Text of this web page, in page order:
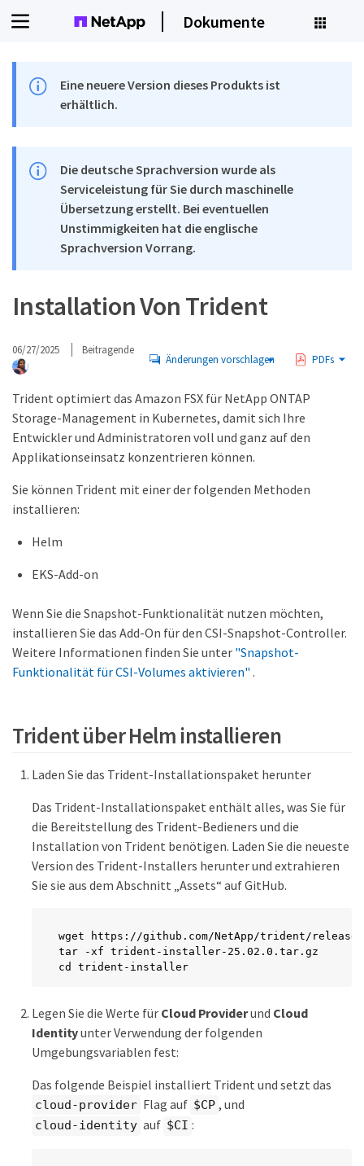
Dokumente
Eine neuere Version dieses Produkts ist
erhältlich.
Die deutsche Sprachversion wurde als
Serviceleistung für Sie durch maschinelle
Übersetzung erstellt. Bei eventuellen
Unstimmigkeiten hat die englische
Sprachversion Vorrang.
Installation Von Trident
06/27/2025 Beitragende
Änderungen vorschlagen PDFs
Trident optimiert das Amazon FSX für NetApp ONTAP
Storage-Management in Kubernetes, damit sich Ihre
Entwickler und Administratoren voll und ganz auf den
Applikationseinsatz konzentrieren können.
Sie können Trident mit einer der folgenden Methoden
installieren:
Helm
EKS-Add-on
Wenn Sie die Snapshot-Funktionalität nutzen möchten,
installieren Sie das Add-On für den CSI-Snapshot-Controller.
Weitere Informationen finden Sie unter "Snapshot-
Funktionalität für CSI-Volumes aktivieren" .
Trident über Helm installieren
Laden Sie das Trident-Installationspaket herunter
Das Trident-Installationspaket enthält alles, was Sie für
die Bereitstellung des Trident-Bedieners und die
Installation von Trident benötigen. Laden Sie die neueste
Version des Trident-Installers herunter und extrahieren
Sie sie aus dem Abschnitt „Assets“ auf GitHub.
wget https://github.com/NetApp/trident/
tar -xf trident-installer-25.02.0.tar.gz
cd trident-installer
Legen Sie die Werte für Cloud Providerund Cloud
Identityunter Verwendung der folgenden
Umgebungsvariablen fest:
Das folgende Beispiel installiert Trident und setzt das
cloud-provider Flag auf $CP , und
cloud-identity auf $CI :